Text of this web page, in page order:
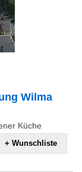
Wilma
Küche
+ Wunschliste